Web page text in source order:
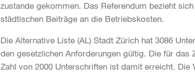
zustande gekommen. Das Referendum bezieht
städtischen Beiträge an die Betriebskosten.
Die Alternative Liste (AL) Stadt Zürich hat 3086
den gesetzlichen Anforderungen gültig. Die für
Zahl von 2000 Unterschriften ist damit erreicht.